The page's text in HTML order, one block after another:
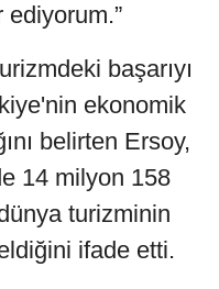
başarıyı
ekonomik
belirten Ersoy,
14 milyon 158
turizminin
ifade etti.